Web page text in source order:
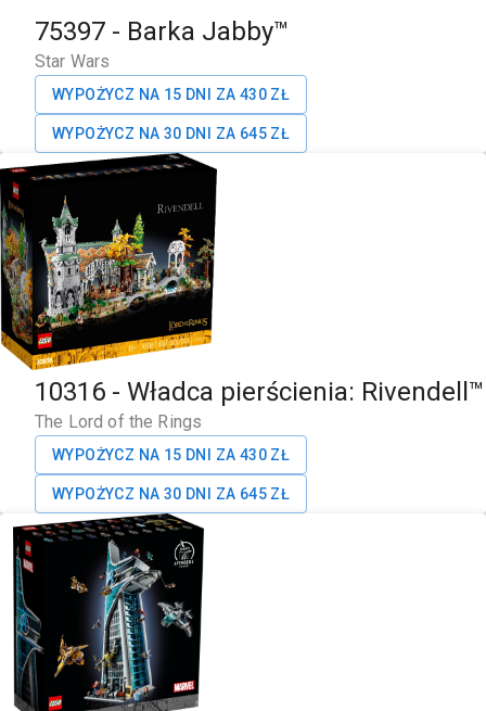
75397 - Barka Jabby™
Star Wars
WYPOŻYCZ NA 15 DNI ZA 430 ZŁ
WYPOŻYCZ NA 30 DNI ZA 645 ZŁ
10316 - Władca pierścienia: Rivendell™
The Lord of the Rings
WYPOŻYCZ NA 15 DNI ZA 430 ZŁ
WYPOŻYCZ NA 30 DNI ZA 645 ZŁ